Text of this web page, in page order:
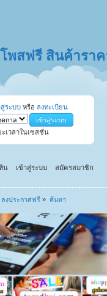
พสฟรี สินค้ารา
สู่ระบบ หรือ ลงทะเบียน
เวลาในเซสชั่น
น เข้าสู่ระบบ สมัครสมาชิก
งประกาศฟรี » ค้นหา